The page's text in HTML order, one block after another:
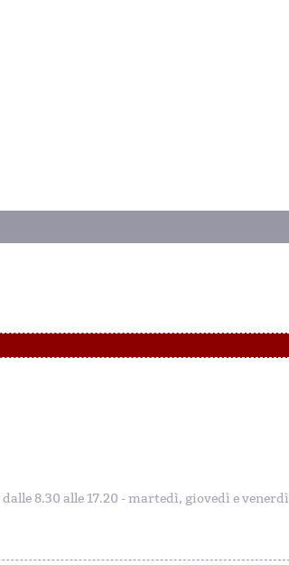
8.30 alle 17.20 - martedì, giovedì e venerdì